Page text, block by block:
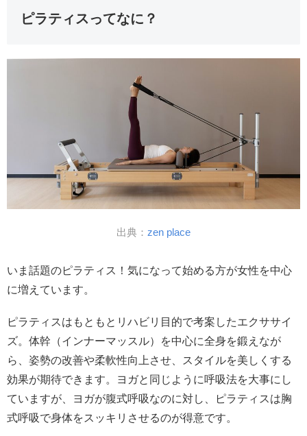
ピラティスってなに？
出典： zen place
いま話題のピラティス！気になって始める方が女性を中心
に増えています。
ピラティスはもともとリハビリ目的で考案したエクササイ
ズ。体幹（インナーマッスル）を中心に全身を鍛えなが
ら、姿勢の改善や柔軟性向上させ、スタイルを美しくする
効果が期待できます。ヨガと同じように呼吸法を大事にし
ていますが、ヨガが腹式呼吸なのに対し、ピラティスは胸
式呼吸で身体をスッキリさせるのが得意です。